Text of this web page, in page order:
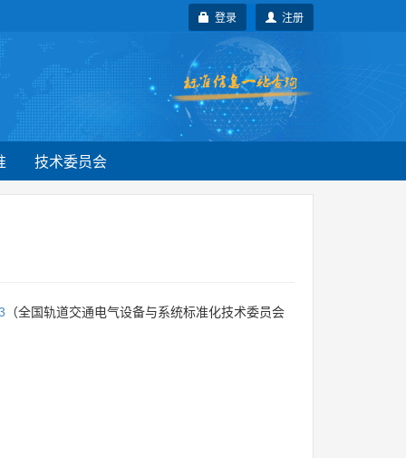
注册
登录
技术委员会
（全国轨道交通电气设备与系统标准化技术委员会